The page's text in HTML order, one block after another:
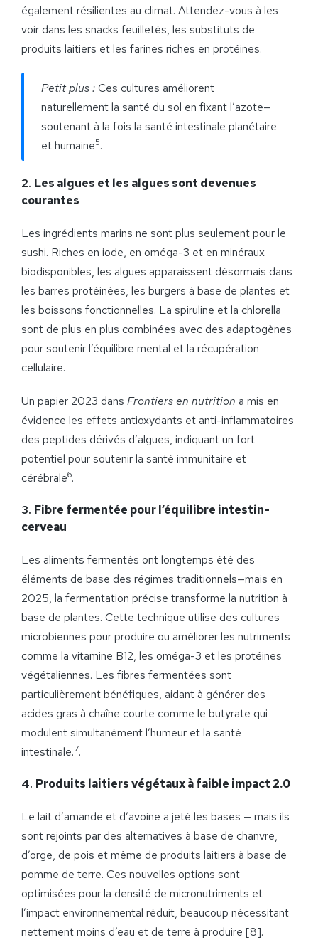
également résilientes au climat. Attendez-vous à les
voir dans les snacks feuilletés, les substituts de
produits laitiers et les farines riches en protéines.
Petit plus :Ces cultures améliorent
naturellement la santé du sol en fixant l’azote—
soutenant à la fois la santé intestinale planétaire
et humaine5.
2. Les algues et les algues sont devenues
courantes
Les ingrédients marins ne sont plus seulement pour le
sushi. Riches en iode, en oméga-3 et en minéraux
biodisponibles, les algues apparaissent désormais dans
les barres protéinées, les burgers à base de plantes et
les boissons fonctionnelles. La spiruline et la chlorella
sont de plus en plus combinées avec des adaptogènes
pour soutenir l’équilibre mental et la récupération
cellulaire.
Un papier 2023 dans Frontiers en nutrition a mis en
évidence les effets antioxydants et anti-inflammatoires
des peptides dérivés d’algues, indiquant un fort
potentiel pour soutenir la santé immunitaire et
cérébrale6.
3. Fibre fermentée pour l’équilibre intestin-
cerveau
Les aliments fermentés ont longtemps été des
éléments de base des régimes traditionnels—mais en
2025, la fermentation précise transforme la nutrition à
base de plantes. Cette technique utilise des cultures
microbiennes pour produire ou améliorer les nutriments
comme la vitamine B12, les oméga-3 et les protéines
végétaliennes. Les fibres fermentées sont
particulièrement bénéfiques, aidant à générer des
acides gras à chaîne courte comme le butyrate qui
modulent simultanément l’humeur et la santé
intestinale.7.
4. Produits laitiers végétaux à faible impact 2.0
Le lait d’amande et d’avoine a jeté les bases — mais ils
sont rejoints par des alternatives à base de chanvre,
d’orge, de pois et même de produits laitiers à base de
pomme de terre. Ces nouvelles options sont
optimisées pour la densité de micronutriments et
l’impact environnemental réduit, beaucoup nécessitant
nettement moins d’eau et de terre à produire [8].